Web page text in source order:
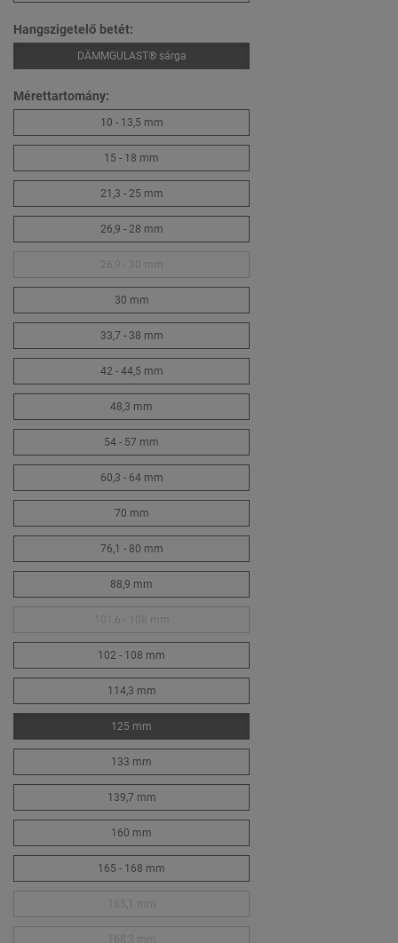
Hangszigetelő betét:
DÄMMGULAST® sárga
Mérettartomány:
10 - 13,5 mm
15 - 18 mm
21,3 - 25 mm
26,9 - 28 mm
30 mm
33,7 - 38 mm
42 - 44,5 mm
48,3 mm
54 - 57 mm
60,3 - 64 mm
70 mm
76,1 - 80 mm
88,9 mm
102 - 108 mm
114,3 mm
125 mm
133 mm
139,7 mm
160 mm
165 - 168 mm